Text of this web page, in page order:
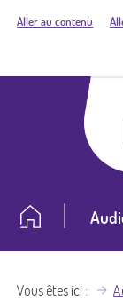
Aller au contenu
Vous êtes ici